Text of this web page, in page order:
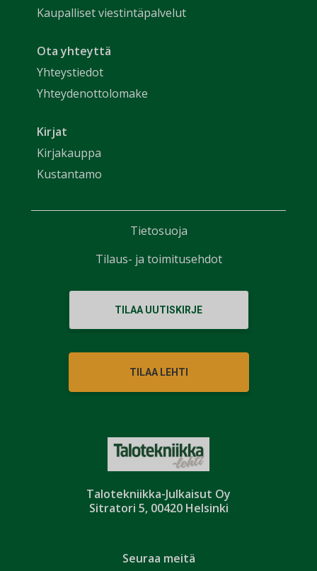
Talotekniikka-Julkaisut Oy
Sitratori 5, 00420 Helsinki
Kaupalliset viestintäpalvelut
Ota yhteyttä
Yhteystiedot
Yhteydenottolomake
Kirjat
Kirjakauppa
Kustantamo
TILAA UUTISKIRJE
TILAA LEHTI
Seuraa meitä
Tietosuoja
Tilaus- ja toimitusehdot